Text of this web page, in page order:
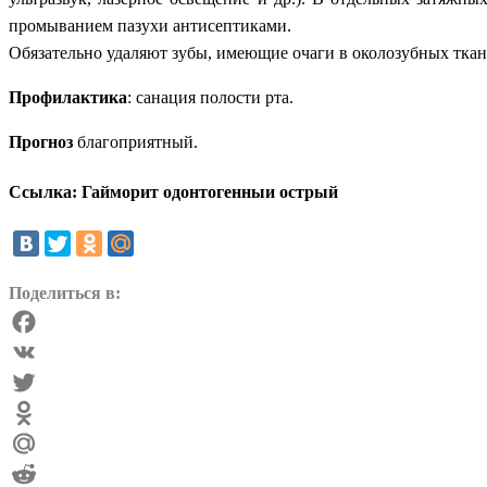
промыванием пазухи антисептиками.
Обязательно удаляют зубы, имеющие очаги в околозубных
Профилактика: санация полости рта.
Прогноз благоприятный.
Ссылка: Гайморит одонтогенныи острый
Поделиться в:
Facebook
VK
Twitter
Odnoklassniki
Mail.Ru